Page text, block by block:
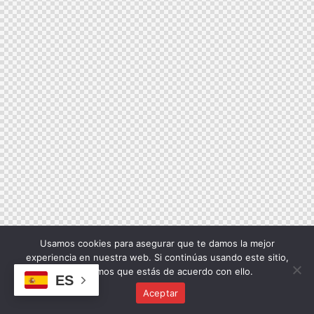
ES
Usamos cookies para asegurar que te damos la mejor
experiencia en nuestra web. Si continúas usando este sitio,
asumiremos que estás de acuerdo con ello.
Aceptar